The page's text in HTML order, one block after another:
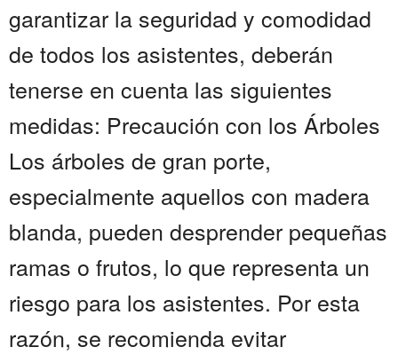
garantizar la seguridad y comodidad
de todos los asistentes, deberán
tenerse en cuenta las siguientes
medidas: Precaución con los Árboles
Los árboles de gran porte,
especialmente aquellos con madera
blanda, pueden desprender pequeñas
ramas o frutos, lo que representa un
riesgo para los asistentes. Por esta
razón, se recomienda evitar